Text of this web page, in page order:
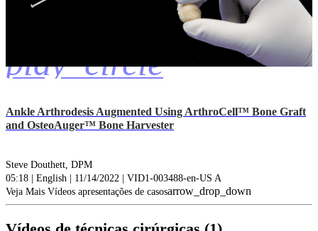
play_circle
Ankle Arthrodesis Augmented Using ArthroCell™ Bone Graft
and OsteoAuger™ Bone Harvester
Steve Douthett, DPM
05:18 | English | 11/14/2022 | VID1-003488-en-US A
Veja Mais Vídeos apresentações de casosarrow_drop_down